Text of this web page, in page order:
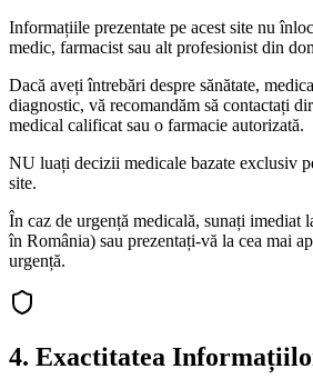
Informațiile prezentate pe acest site nu
medic, farmacist sau alt profesionist din
Dacă aveți întrebări despre sănătate,
diagnostic, vă recomandăm să contactați
medical calificat sau o farmacie autorizată.
NU luați decizii medicale bazate exclusiv
site.
În caz de urgență medicală, sunați imediat
în România) sau prezentați-vă la cea mai
urgență.
4. Exactitatea